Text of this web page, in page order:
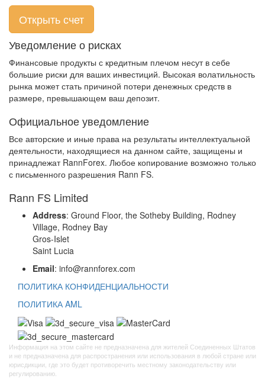
Открыть счет
Уведомление о рисках
Финансовые продукты с кредитным плечом несут в себе
большие риски для ваших инвестиций. Высокая волатильность
рынка может стать причиной потери денежных средств в
размере, превышающем ваш депозит.
Официальное уведомление
Все авторские и иные права на результаты интеллектуальной
деятельности, находящиеся на данном сайте, защищены и
принадлежат RannForex. Любое копирование возможно только
с письменного разрешения Rann FS.
Rann FS Limited
Address: Ground Floor, the Sotheby Building, Rodney
Village, Rodney Bay
Gros-Islet
Saint Lucia
Email: info@rannforex.com
ПОЛИТИКА КОНФИДЕНЦИАЛЬНОСТИ
ПОЛИТИКА AML
Информация на этом сайте не предназначена для жителей Соединенных Штатов
и не предназначена для распространения или использования в любой стране или
юрисдикции, где это будет противоречить местному законодательству или
регулированию.